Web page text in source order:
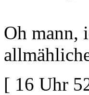
Oh mann,
[ 16 Uhr